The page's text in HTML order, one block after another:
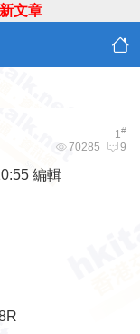
文章
1#
70285 9
編輯